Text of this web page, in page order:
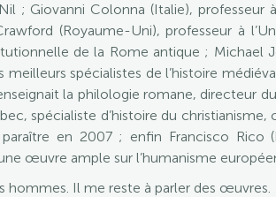
; Giovanni Colonna (Italie), professeur
(Royaume-Uni), professeur à
de la Rome antique ; Michael
meilleurs spécialistes de l’histoire
la philologie romane, directeur
spécialiste d’histoire du
en 2007 ; enfin Francisco Rico
œuvre ample sur l’humanisme
hommes. Il me reste à parler des œuvres.